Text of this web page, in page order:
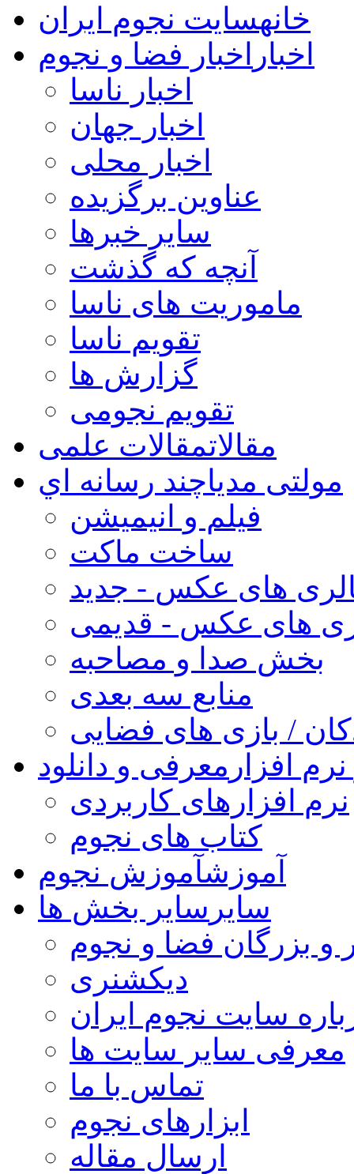
خانهسایت نجوم ایران
اخبار اخبار فضا و نجوم
اخبار ناسا
اخبار جهان
اخبار محلی
عناوین برگزیده
سایر خبرها
آنچه که گذشت
ماموریت های ناسا
تقویم ناسا
گزارش ها
تقویم نجومی
مقالاتمقالات علمی
مولتی مدیاچند رسانه اي
فیلم و انیمیشن
ساخت ماکت
های عکس - جدید
های عکس - قدیمی
بخش صدا و مصاحبه
منابع سه بعدی
/ بازی های فضایی
افزار معرفی و دانلود
نرم افزارهای کاربردی
کتاب های نجوم
آموزشآموزش نجوم
سایر سایر بخش ها
و بزرگان فضا و نجوم
دیکشنری
سایت نجوم ایران
معرفی سایر سایت ها
تماس با ما
ابزارهای نجوم
ارسال مقاله